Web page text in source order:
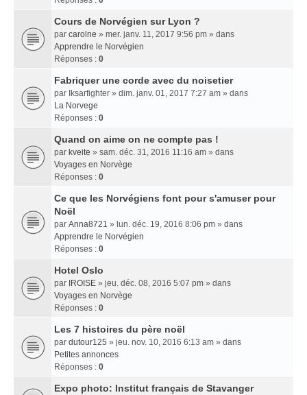
Cours de Norvégien sur Lyon ?
par carolne » mer. janv. 11, 2017 9:56 pm » dans
Apprendre le Norvégien
Réponses : 0
Fabriquer une corde avec du noisetier
par Iksarfighter » dim. janv. 01, 2017 7:27 am » dans
La Norvege
Réponses : 0
Quand on aime on ne compte pas !
par kveite » sam. déc. 31, 2016 11:16 am » dans
Voyages en Norvège
Réponses : 0
Ce que les Norvégiens font pour s'amuser pour
Noël
par Anna8721 » lun. déc. 19, 2016 8:06 pm » dans
Apprendre le Norvégien
Réponses : 0
Hotel Oslo
par IROISE » jeu. déc. 08, 2016 5:07 pm » dans
Voyages en Norvège
Réponses : 0
Les 7 histoires du père noël
par dutour125 » jeu. nov. 10, 2016 6:13 am » dans
Petites annonces
Réponses : 0
Expo photo: Institut français de Stavanger